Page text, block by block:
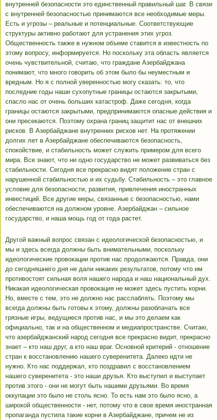
внутренней безопасности это единственный правильный шаг. В связи
с внутренней безопасностью принимаются все необходимые меры.
Есть и угрозы – реальные и потенциальные. Соответствующие
структуры активно работают для устранения этих угроз.
Общественность также в нужном объеме ставится в известность по
этому вопросу, информируется. Но поскольку эта область является
очень чувствительной, считаю, что граждане Азербайджана
понимают, что много говорить об этом было бы неуместным и
вредным. Но я с полной уверенностью могу сказать: то, что
последние годы наши сухопутные границы остаются закрытыми,
спасло нас от очень больших катастроф. Даже сегодня, когда
границы остаются закрытыми, предпринимаются опасные действия и
они пресекаются. Поэтому охрана границ защитит нас от внешних
рисков. В Азербайджане внутренних рисков нет. На протяжении
долгих лет в Азербайджане обеспечиваются безопасность,
спокойствие, и стабильность может служить примером для всего
мира. Все знают, что ни одно государство не может развиваться без
стабильности. Сегодня все прекрасно видят положение стран с
нарушенной стабильностью и их судьбу. Стабильность – это главное
условие для безопасности, развития, привлечения иностранных
инвестиций. Все другие меры, связанные с безопасностью, нами
обеспечиваются на должном уровне. Азербайджан – сильное
государство, и наша мощь год от года растет.
Другой важный вопрос связан с идеологической безопасностью, и
мы и здесь всегда должны быть внимательными, поскольку
идеологические провокации против нас продолжаются. Правда, они
до сегодняшнего дня не дали никаких результатов, потому что им
противостоят сильная воля нашего народа и наш национальный дух.
Никакая идеологическая провокация не может здесь пустить корни.
Но, вместе с тем, это не должно нас расслаблять. Поэтому мы
всегда должны быть готовы к этому, должны разоблачать все
грязные игры, ведущиеся против нас, и мы это делаем как
официально, так и на общественном и медиапространстве. Считаю,
что азербайджанский народ сегодня все прекрасно видит, прекрасно
знает – кто наш друг, а кто наш враг. Основной критерий - отношение
стран к восстановлению нашего суверенитета. Далеко идти не
нужно. Кто нас поддержал, кто поздравил с восстановлением
нашего суверенитета - это наши друзья. Кто выступил и выступает
против этого - они не могут быть нашими друзьями. Во время
оккупации это было не столь ясно. То есть нам это было ясно, а
широкой общественности - нет, потому что в свое время иностранная
пропаганда пустила такие корни в Азербайджане, причем не из